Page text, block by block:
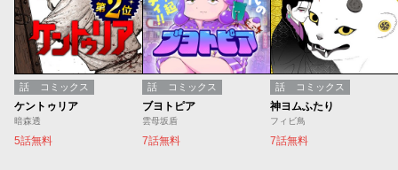
話 コミックス
ケントゥリア
暗森透
5話無料
話 コミックス
ブヨトピア
雲母坂盾
7話無料
話 コミックス
神ヨムふたり
フィビ鳥
7話無料